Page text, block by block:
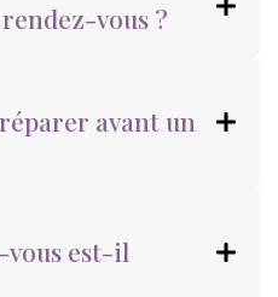
vous ?
avant un
est-il